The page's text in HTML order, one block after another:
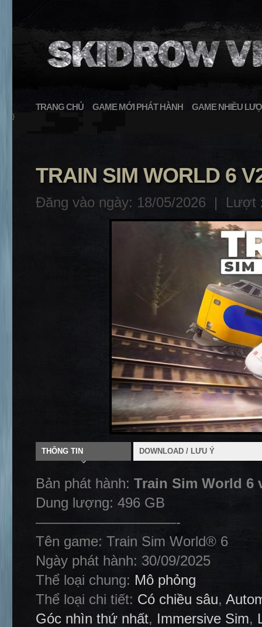
TRANG CHỦ GAME MỚI PHÁT HÀNH GAME NHIỀU
}
TRAIN SIM WORLD 6
Đăng vào ngày: 18/05/2026 | Lượt
THÔNG TIN DOWNLOAD / LƯU Ý
Bản phát hành: Train Sim World 6
Dung lượng: 496 GB
——————————-
Tên game: Train Sim World® 6
Ngày phát hành: 30/09/2025
Thể loại chung: Mô phỏng
Thể loại chi tiết: Có chiều sâu,
Góc nhìn thứ nhất, Immersive Sim,